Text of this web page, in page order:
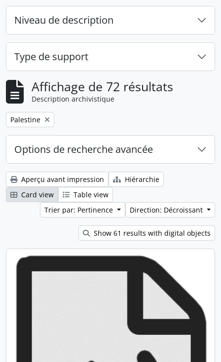
Niveau de description
Type de support
Affichage de 72 résultats
Description archivistique
Remove filter:
Palestine
Options de recherche avancée
Aperçu avant impression
Hiérarchie
Card view
Table view
Trier par: Pertinence
Direction: Décroissant
Show 61 results with digital objects